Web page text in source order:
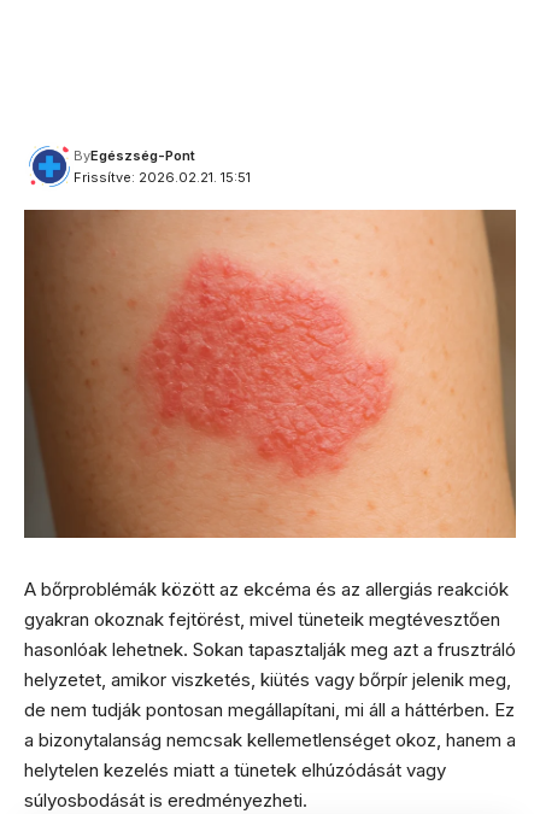
Frissítve: 2026.02.21. 15:51
ByEgészség-Pont
A bőrproblémák között az ekcéma és az allergiás reakciók
gyakran okoznak fejtörést, mivel tüneteik megtévesztően
hasonlóak lehetnek. Sokan tapasztalják meg azt a frusztráló
helyzetet, amikor viszketés, kiütés vagy bőrpír jelenik meg,
de nem tudják pontosan megállapítani, mi áll a háttérben. Ez
a bizonytalanság nemcsak kellemetlenséget okoz, hanem a
helytelen kezelés miatt a tünetek elhúzódását vagy
súlyosbodását is eredményezheti.